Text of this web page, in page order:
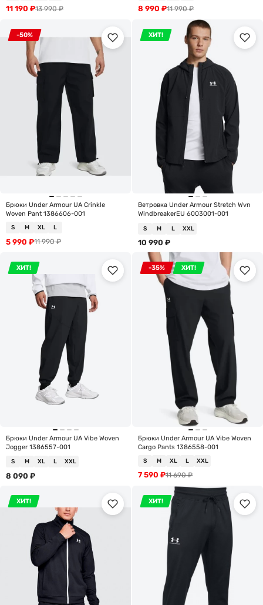
13 990₽
11 190 ₽ 11 990₽
8 990 ₽
-50%
Брюки Under Armour UA Crinkle
Woven Pant 1386606-001
S M XL L
11 990₽
5 990 ₽
ХИТ!
Ветровка Under Armour Stretch Wvn
WindbreakerEU 6003001-001
S M L XXL
10 990 ₽
ХИТ!
Брюки Under Armour UA Vibe Woven
Jogger 1386557-001
S M XL L XXL
8 090 ₽
-35% ХИТ!
Брюки Under Armour UA Vibe Woven
Cargo Pants 1386558-001
S M XL L XXL
11 690₽
7 590 ₽
ХИТ! ХИТ!